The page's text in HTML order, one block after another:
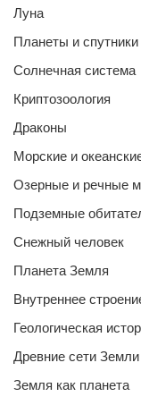
Луна
Планеты и спутники
Солнечная система
Криптозоология
Драконы
Морские и
Озерные и речные
Подземные
Снежный человек
Планета Земля
Внутреннее
Геологическая
Древние сети Земли
Земля как планета